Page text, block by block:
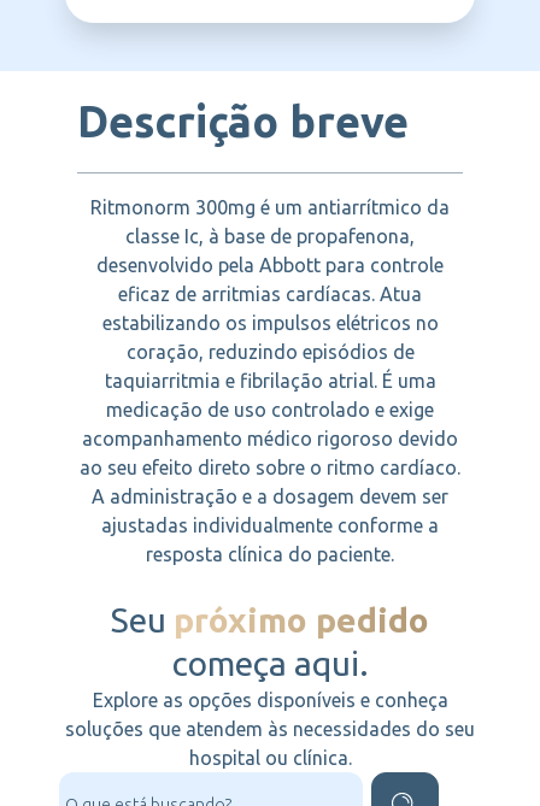
Distúrbios do ritmo cardíaco
Descrição breve
Ritmonorm 300mg é um antiarrítmico da
classe Ic, à base de propafenona,
desenvolvido pela Abbott para controle
eficaz de arritmias cardíacas. Atua
estabilizando os impulsos elétricos no
coração, reduzindo episódios de
taquiarritmia e fibrilação atrial. É uma
medicação de uso controlado e exige
acompanhamento médico rigoroso devido
ao seu efeito direto sobre o ritmo cardíaco.
A administração e a dosagem devem ser
ajustadas individualmente conforme a
resposta clínica do paciente.
Seu próximo pedido
começa aqui.
Explore as opções disponíveis e conheça
soluções que atendem às necessidades do seu
hospital ou clínica.